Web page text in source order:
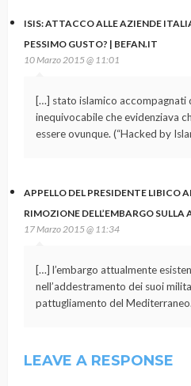
ISIS: ATTACCO ALLE AZIENDE
PESSIMO GUSTO? | BEFAN.IT
10 Marzo 2015 @ 11:01
[…] stato islamico accompagnati
inequivocabile che evidenziava
essere ovunque. (“Hacked by
APPELLO DEL PRESIDENTE LIBICO
RIMOZIONE DELL’EMBARGO SULLA
17 Marzo 2015 @ 11:34
[…] l’embargo attualmente
nell’addestramento dei suoi
pattugliamento del
LEAVE A RESPONSE